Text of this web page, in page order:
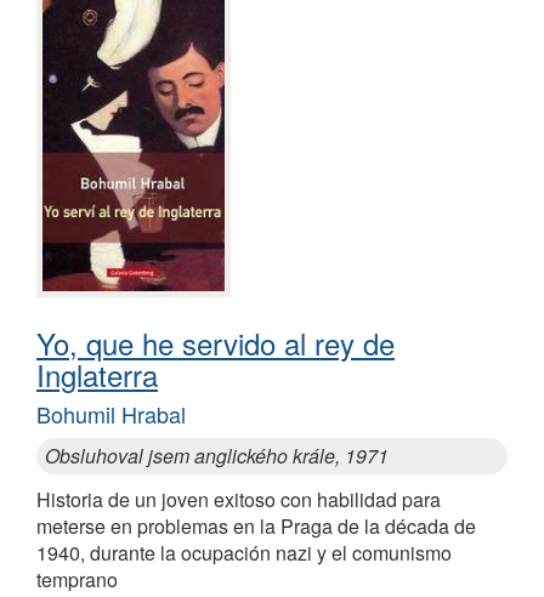
Yo, que he servido al rey de
Inglaterra
Bohumil Hrabal
Obsluhoval jsem anglického krále, 1971
Historia de un joven exitoso con habilidad para
meterse en problemas en la Praga de la década de
1940, durante la ocupación nazi y el comunismo
temprano